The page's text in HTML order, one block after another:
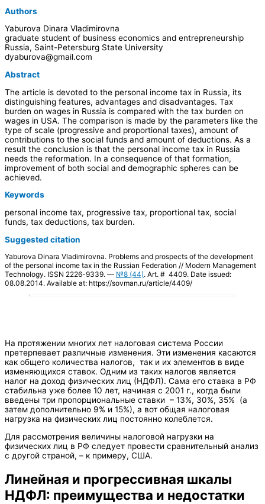
Authors
Yaburova Dinara Vladimirovna
graduate student of business economics and entrepreneurship
Russia, Saint-Petersburg State University
dyaburova@gmail.com
Abstract
The article is devoted to the personal income tax in Russia, its
distinguishing features, advantages and disadvantages. Tax
burden on wages in Russia is compared with the tax burden on
wages in USA. The comparison is made by the parameters like the
type of scale (progressive and proportional taxes), amount of
contributions to the social funds and amount of deductions. As a
result the conclusion is that the personal income tax in Russia
needs the reformation. In a consequence of that formation,
improvement of both social and demographic spheres can be
achieved.
Keywords
personal income tax, progressive tax, proportional tax, social
funds, tax deductions, tax burden.
Suggested citation
Yaburova Dinara Vladimirovna. Problems and prospects of the development
of the personal income tax in the Russian Federation // Modern Management
Technology. ISSN 2226-9339. — №8 (44). Art. # 4409. Date issued:
08.08.2014. Available at: https://sovman.ru/article/4409/
На протяжении многих лет налоговая система России
претерпевает различные изменения. Эти изменения касаются
как общего количества налогов, так и их элементов в виде
изменяющихся ставок. Одним из таких налогов является
налог на доход физических лиц (НДФЛ). Сама его ставка в РФ
стабильна уже более 10 лет, начиная с 2001 г., когда были
введены три пропорциональные ставки – 13%, 30%, 35% (а
затем дополнительно 9% и 15%), а вот общая налоговая
нагрузка на физических лиц постоянно колеблется.
Для рассмотрения величины налоговой нагрузки на
физических лиц в РФ следует провести сравнительный анализ
с другой страной, – к примеру, США.
Линейная и прогрессивная шкалы
НДФЛ: преимущества и недостатки